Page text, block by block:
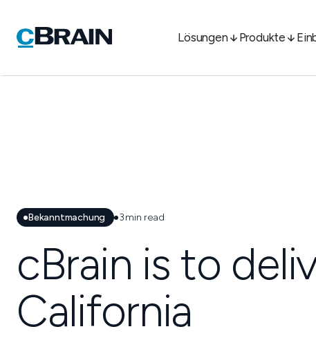
Lösungen Produkte
Bekanntmachung 3min read
cBrain is to
California